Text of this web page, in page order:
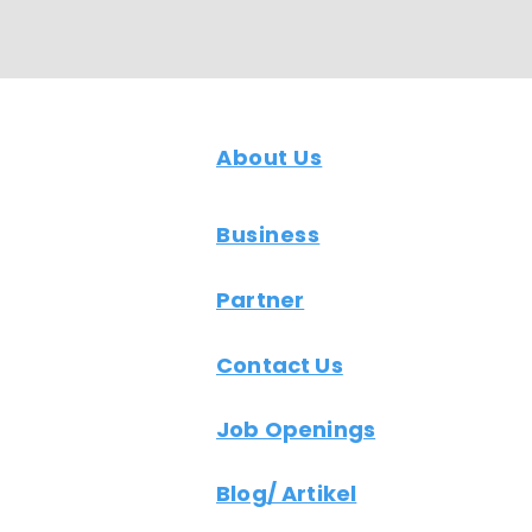
About Us
Business
Partner
Contact Us
Job Openings
Blog/ Artikel